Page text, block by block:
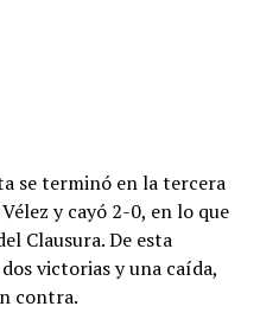
se terminó en la tercera
y cayó 2-0, en lo que
Clausura. De esta
victorias y una caída,
contra.